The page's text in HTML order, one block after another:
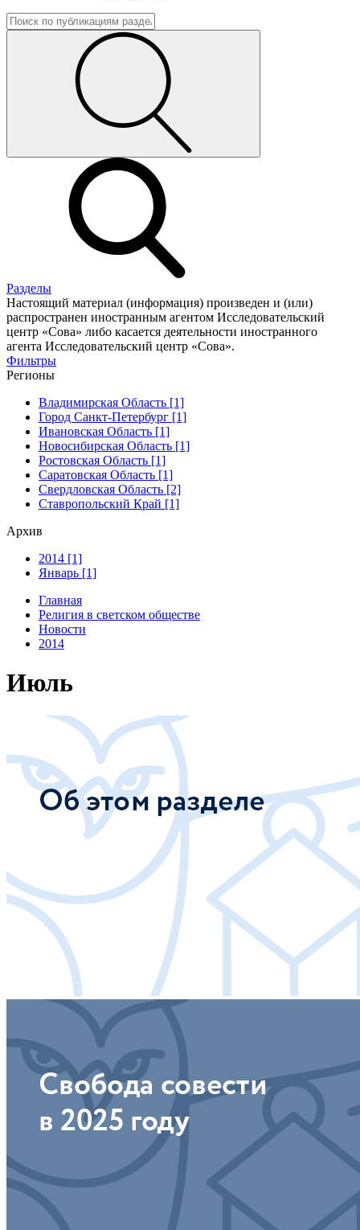
Разделы
Настоящий материал (информация) произведен и (или)
распространен иностранным агентом Исследовательский
центр «Сова» либо касается деятельности иностранного
агента Исследовательский центр «Сова».
Фильтры
Регионы
Владимирская Область [1]
Город Санкт-Петербург [1]
Ивановская Область [1]
Новосибирская Область [1]
Ростовская Область [1]
Саратовская Область [1]
Свердловская Область [2]
Ставропольский Край [1]
Архив
2014 [1]
Январь [1]
Главная
Религия в светском обществе
Новости
2014
Июль